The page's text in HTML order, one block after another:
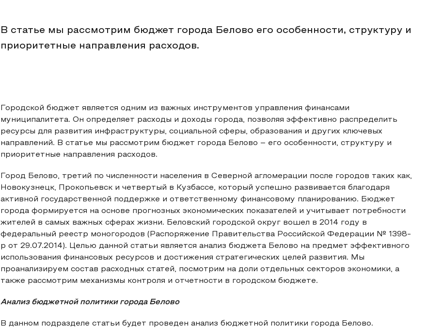
В статье мы рассмотрим бюджет города Белово его особенности, структуру и
приоритетные направления расходов.
Городской бюджет является одним из важных инструментов управления финансами
муниципалитета. Он определяет расходы и доходы города, позволяя эффективно распределить
ресурсы для развития инфраструктуры, социальной сферы, образования и других ключевых
направлений. В статье мы рассмотрим бюджет города Белово – его особенности, структуру и
приоритетные направления расходов.
Город Белово, третий по численности населения в Северной агломерации после городов таких как,
Новокузнецк, Прокопьевск и четвертый в Кузбассе, который успешно развивается благодаря
активной государственной поддержке и ответственному финансовому планированию. Бюджет
города формируется на основе прогнозных экономических показателей и учитывает потребности
жителей в самых важных сферах жизни. Беловский городской округ вошел в 2014 году в
федеральный реестр моногородов (Распоряжение Правительства Российской Федерации № 1398-
р от 29.07.2014). Целью данной статьи является анализ бюджета Белово на предмет эффективного
использования финансовых ресурсов и достижения стратегических целей развития. Мы
проанализируем состав расходных статей, посмотрим на доли отдельных секторов экономики, а
также рассмотрим механизмы контроля и отчетности в городском бюджете.
Анализ бюджетной политики города Белово
В данном подразделе статьи будет проведен анализ бюджетной политики города Белово.